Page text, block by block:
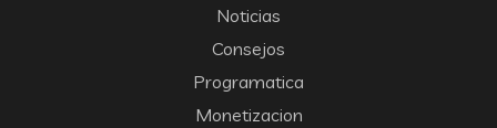
Noticias
Consejos
Programatica
Monetizacion